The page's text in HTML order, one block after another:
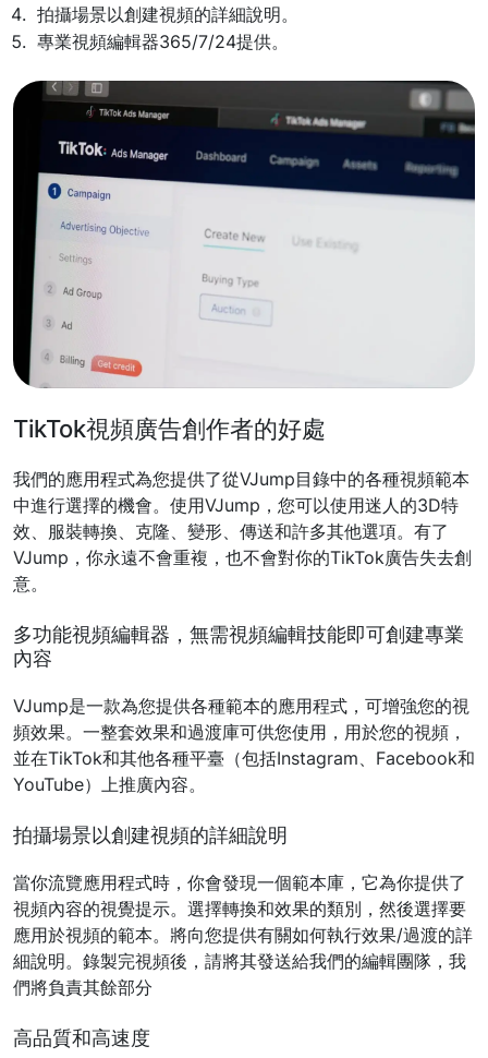
拍攝場景以創建視頻的詳細說明。
專業視頻編輯器365/7/24提供。
TikTok視頻廣告創作者的好處
我們的應用程式為您提供了從VJump目錄中的各種視頻範本
中進行選擇的機會。使用VJump，您可以使用迷人的3D特
效、服裝轉換、克隆、變形、傳送和許多其他選項。有了
VJump，你永遠不會重複，也不會對你的TikTok廣告失去創
意。
多功能視頻編輯器，無需視頻編輯技能即可創建專業
內容
VJump是一款為您提供各種範本的應用程式，可增強您的視
頻效果。一整套效果和過渡庫可供您使用，用於您的視頻，
並在TikTok和其他各種平臺（包括Instagram、Facebook和
YouTube）上推廣內容。
拍攝場景以創建視頻的詳細說明
當你流覽應用程式時，你會發現一個範本庫，它為你提供了
視頻內容的視覺提示。選擇轉換和效果的類別，然後選擇要
應用於視頻的範本。將向您提供有關如何執行效果/過渡的詳
細說明。錄製完視頻後，請將其發送給我們的編輯團隊，我
們將負責其餘部分
高品質和高速度